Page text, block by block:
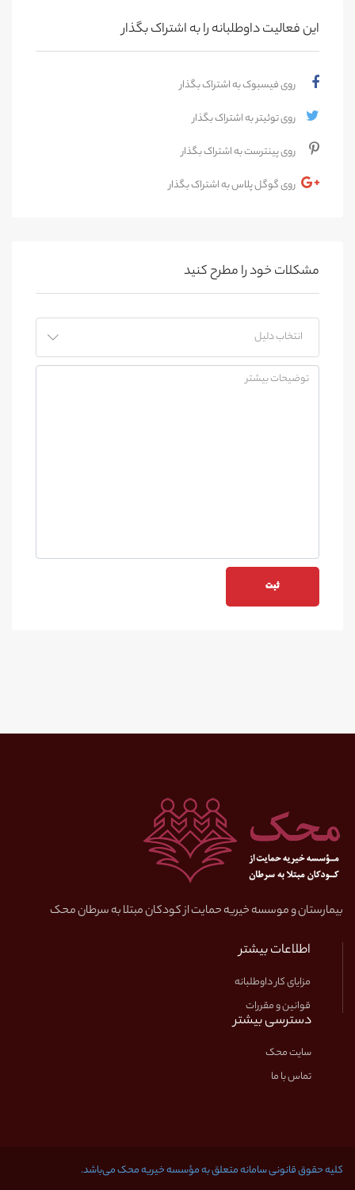
این فعالیت‌ داوطلبانه را به اشتراک بگذار
روی فیسبوک به اشتراک بگذار
روی توئیتر به اشتراک بگذار
روی پینترست به اشتراک بگذار
روی گوگل پلاس به اشتراک بگذار
مشکلات خود را مطرح کنید
بیمارستان و موسسه خیریه حمایت از کودکان مبتلا به سرطان محک
اطلاعات بیشتر
مزایای کار داوطلبانه
قوانین و مقررات
دسترسی بیشتر
سایت محک
تماس با ما
کلیه حقوق قانونی سامانه متعلق به مؤسسه خیریه محک می‌باشد.